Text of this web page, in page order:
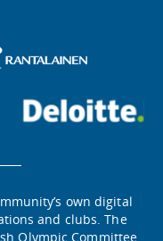
own digital
and clubs. The
Olympic Committee.